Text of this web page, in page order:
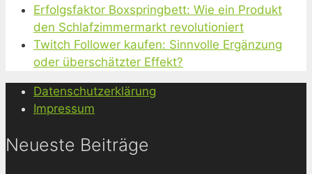
Erfolgsfaktor Boxspringbett: Wie ein Produkt
den Schlafzimmermarkt revolutioniert
Twitch Follower kaufen: Sinnvolle Ergänzung
oder überschätzter Effekt?
Datenschutzerklärung
Impressum
Neueste Beiträge